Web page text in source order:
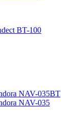
BT-100
NAV-035BT
NAV-035